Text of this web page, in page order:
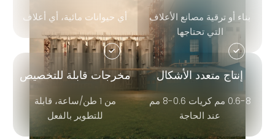
بناء أو ترقية مصانع الأعلاف
التي تحتاجها
أي حيوانات مائية، أي أعلاف
إنتاج متعدد الأشكال
0.6-8 مم كريات 0.6-8 مم
عند الحاجة
مخرجات قابلة للتخصيص
من 1 طن/ساعة، قابلة
للتطوير بالفعل